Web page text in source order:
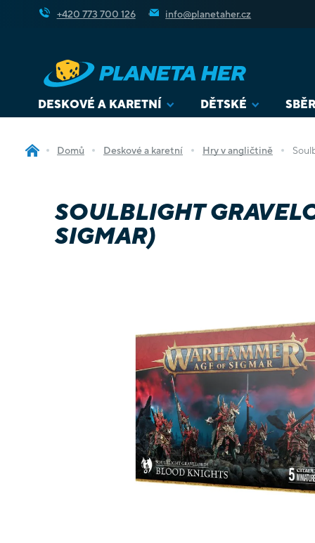
+420 773 700 126 info@planetaher.cz
DESKOVÉ A KARETNÍ DĚTSKÉ
Domů Deskové a karetní Hry v angličtině
SOULBLIGHT
SIGMAR)